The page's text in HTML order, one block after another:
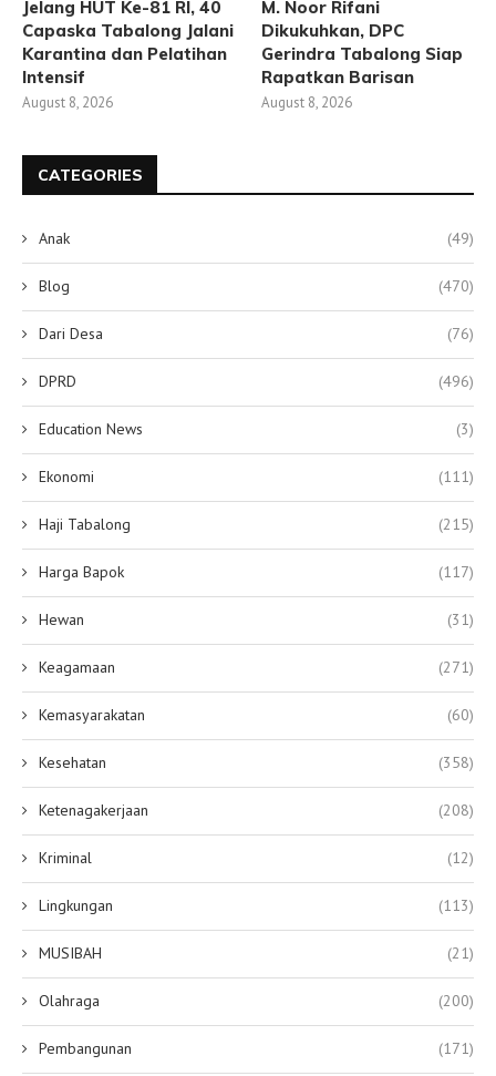
Jelang HUT Ke-81 RI, 40
Capaska Tabalong Jalani
Karantina dan Pelatihan
Intensif
August 8, 2026
M. Noor Rifani
Dikukuhkan, DPC
Gerindra Tabalong Siap
Rapatkan Barisan
August 8, 2026
CATEGORIES
Anak (49)
Blog (470)
Dari Desa (76)
DPRD (496)
Education News (3)
Ekonomi (111)
Haji Tabalong (215)
Harga Bapok (117)
Hewan (31)
Keagamaan (271)
Kemasyarakatan (60)
Kesehatan (358)
Ketenagakerjaan (208)
Kriminal (12)
Lingkungan (113)
MUSIBAH (21)
Olahraga (200)
Pembangunan (171)